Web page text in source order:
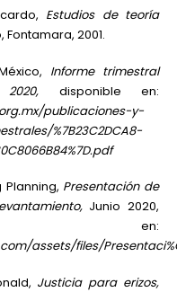
Estudios de teoría
Fontamara, 2001.
Informe trimestral
disponible en:
publicaciones-y-
%7B23C2DCA8-
Planning, Presentación de
Junio 2020,
en:
assets/files/
Justicia para erizos,